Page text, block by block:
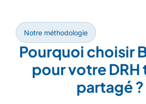
Notre méthodologie
Pourquoi choisir
pour votre DRH
partagé ?